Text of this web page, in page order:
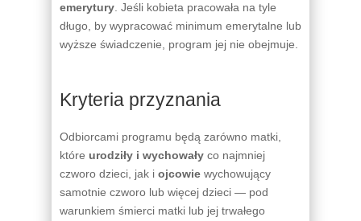
emerytury . Jeśli kobieta pracowała na tyle
długo, by wypracować minimum emerytalne lub
wyższe świadczenie, program jej nie obejmuje.
Kryteria przyznania
Odbiorcami programu będą zarówno matki,
które urodziły i wychowały co najmniej
czworo dzieci, jak i ojcowie wychowujący
samotnie czworo lub więcej dzieci — pod
warunkiem śmierci matki lub jej trwałego